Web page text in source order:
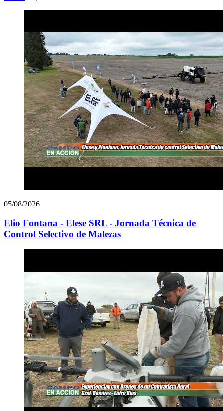
05/08/2026
Elio Fontana - Elese SRL - Jornada Técnica de
Control Selectivo de Malezas